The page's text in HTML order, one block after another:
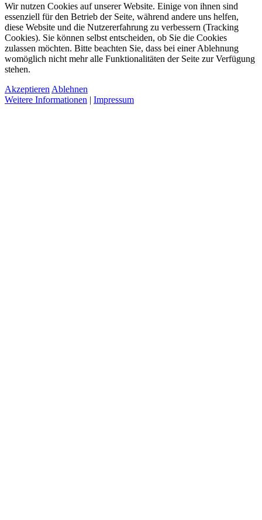
Wir nutzen Cookies auf unserer Website. Einige von ihnen sind
essenziell für den Betrieb der Seite, während andere uns helfen,
diese Website und die Nutzererfahrung zu verbessern (Tracking
Cookies). Sie können selbst entscheiden, ob Sie die Cookies
zulassen möchten. Bitte beachten Sie, dass bei einer Ablehnung
womöglich nicht mehr alle Funktionalitäten der Seite zur Verfügung
stehen.
Akzeptieren Ablehnen
Weitere Informationen | Impressum